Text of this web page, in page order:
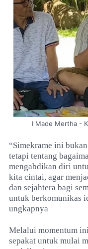
I Made Mertha -
“Simekrame ini
tetapi tentang
mengabdikan diri
kita cintai, agar
dan sejahtera bagi
untuk berkomunikas
ungkapnya
Melalui momentum
sepakat untuk mulai